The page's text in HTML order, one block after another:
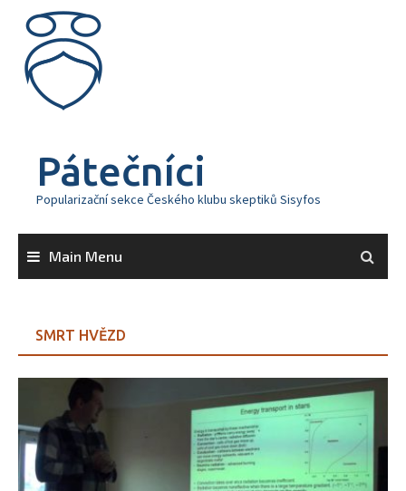
content
Pátečníci
Popularizační sekce Českého klubu skeptiků Sisyfos
Main Menu
SMRT HVĚZD